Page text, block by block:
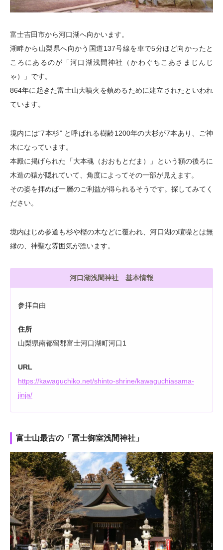
富士吉田市から河口湖へ向かいます。
湖畔から山梨県へ向かう国道137号線を車で5分ほど向かったと
ころにあるのが「河口湖浅間神社（かわぐちこあさまじんじ
ゃ）」です。
864年に起きた富士山大噴火を鎮めるために建立されたといわれ
ています。
境内には“7本杉” と呼ばれる樹齢1200年の大杉が7本あり、ご神
木になっています。
本殿に掲げられた「大本魂（おおもとだま）」という額の後ろに
木造の猿が隠れていて、角度によってその一部が見えます。
その姿を拝めば一層のご利益が得られるそうです。探してみてく
ださい。
境内はじめ参道も杉や樫の木などに覆われ、河口湖の喧噪とは無
縁の、神聖な雰囲気が漂います。
河口湖浅間神社 基本情報
参拝自由
住所
山梨県南都留郡富士河口湖町河口1
URL
https://kawaguchiko.net/shinto-shrine/kawaguchiasama-
jinja/
富士山最古の「冨士御室浅間神社」